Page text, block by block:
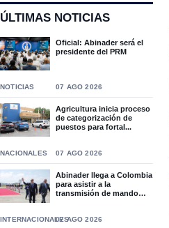
ÚLTIMAS NOTICIAS
Oficial: Abinader será el
presidente del PRM
NOTICIAS 07 AGO 2026
Agricultura inicia proceso
de categorización de
puestos para fortal...
NACIONALES 07 AGO 2026
Abinader llega a Colombia
para asistir a la
transmisión de mando
INTERNACIONALES07 AGO 2026